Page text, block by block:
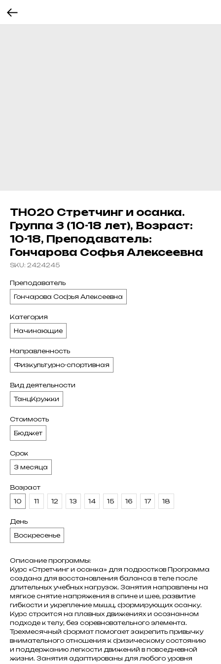
ТН020 Стретчинг и осанка.
Группа 3 (10-18 лет), Возраст:
10-18, Преподаватель:
Гончарова Софья Алексеевна
SKU: 2424245
Преподаватель
Гончарова Софья Алексеевна
Категория
Начинающие
Направленность
Физкультурно-спортивная
Вид деятельности
ТанцКружки
Стоимость
Бюджет
Срок
3 месяца
Возраст
10
11 12 13 14 15 16 17 18
День
Воскресенье
Описание программы:
Курс «Стретчинг и осанка» для подростков Программа
создана для восстановления баланса в теле после
длительных учебных нагрузок. Занятия направлены на
мягкое снятие напряжения в спине и шее, развитие
гибкости и укрепление мышц, формирующих осанку.
Курс строится на плавных движениях и осознанном
подходе к телу, без соревновательного элемента.
Трехмесячный формат помогает закрепить привычку
внимательного отношения к физическому состоянию
и поддержанию легкости движений в повседневной
жизни. Занятия адаптированы для любого уровня